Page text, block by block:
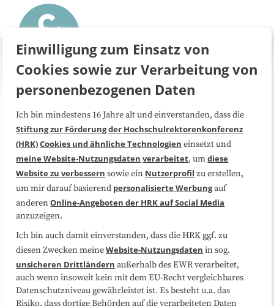
Über uns FAQ
Medienarbeit Kooperationen
Datenschutzerklärung Impressum
Sitemap
Folgen Sie uns
Einwilligung zum Einsatz von
Cookies sowie zur Verarbeitung von
personenbezogenen Daten
Ich bin mindestens 16 Jahre alt und einverstanden, dass die
Stiftung zur Förderung der Hochschulrektorenkonferenz
(HRK)Cookies und ähnliche Technologien einsetzt und
meine Website-Nutzungsdaten verarbeitet, umdiese
Website zu verbessern sowie ein Nutzerprofil zu erstellen,
um mir darauf basierend personalisierte Werbungauf
anderenOnline-Angeboten der HRK auf Social Media
anzuzeigen.
Ich bin auch damit einverstanden, dass die HRK ggf. zu
diesen Zwecken meineWebsite-Nutzungsdaten in sog.
unsicheren Drittländern außerhalb des EWR verarbeitet,
auch wenn insoweit kein mit dem EU-Recht vergleichbares
Datenschutzniveau gewährleistet ist. Es besteht u.a. das
Risiko, dass dortige Behörden auf die verarbeiteten Daten